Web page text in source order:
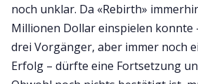
noch unklar. Da «Rebirth»
Millionen Dollar einspielen konnte
drei Vorgänger, aber immer noch
Erfolg – dürfte eine Fortsetzung